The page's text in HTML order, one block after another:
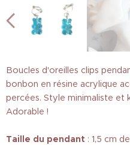
Boucles d'oreilles clips
bonbon en résine acrylique
percées. Style minimaliste et
Adorable !
Taille du pendant : 1,5 cm